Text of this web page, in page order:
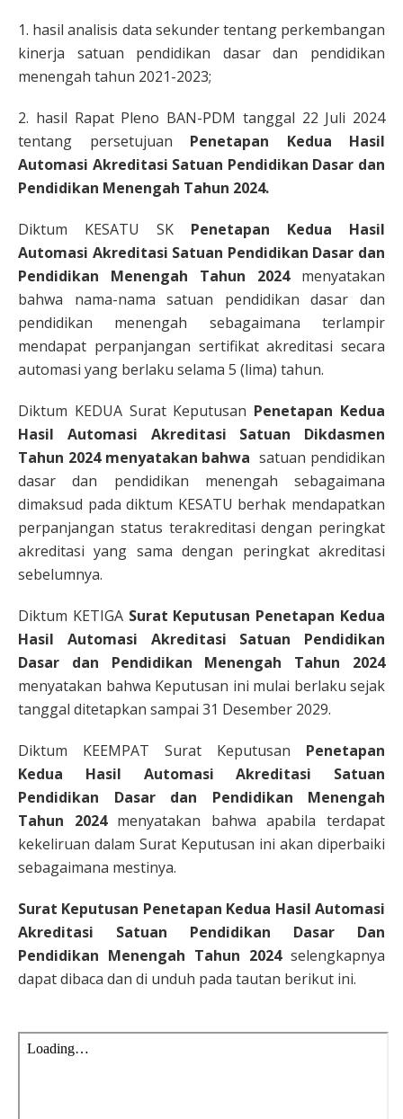
1. hasil analisis data sekunder tentang perkembangan
kinerja satuan pendidikan dasar dan pendidikan
menengah tahun 2021-2023;
2. hasil Rapat Pleno BAN-PDM tanggal 22 Juli 2024
tentang persetujuan Penetapan Kedua Hasil
Automasi Akreditasi Satuan Pendidikan Dasar dan
Pendidikan Menengah Tahun 2024.
Diktum KESATU SK Penetapan Kedua Hasil
Automasi Akreditasi Satuan Pendidikan Dasar dan
Pendidikan Menengah Tahun 2024 menyatakan
bahwa nama-nama satuan pendidikan dasar dan
pendidikan menengah sebagaimana terlampir
mendapat perpanjangan sertifikat akreditasi secara
automasi yang berlaku selama 5 (lima) tahun.
Diktum KEDUA Surat Keputusan Penetapan Kedua
Hasil Automasi Akreditasi Satuan Dikdasmen
Tahun 2024 menyatakan bahwasatuan pendidikan
dasar dan pendidikan menengah sebagaimana
dimaksud pada diktum KESATU berhak mendapatkan
perpanjangan status terakreditasi dengan peringkat
akreditasi yang sama dengan peringkat akreditasi
sebelumnya.
Diktum KETIGA Surat Keputusan Penetapan Kedua
Hasil Automasi Akreditasi Satuan Pendidikan
Dasar dan Pendidikan Menengah Tahun 2024
menyatakan bahwa Keputusan ini mulai berlaku sejak
tanggal ditetapkan sampai 31 Desember 2029.
Diktum KEEMPAT Surat Keputusan Penetapan
Kedua Hasil Automasi Akreditasi Satuan
Pendidikan Dasar dan Pendidikan Menengah
Tahun 2024 menyatakan bahwa apabila terdapat
kekeliruan dalam Surat Keputusan ini akan diperbaiki
sebagaimana mestinya.
Surat Keputusan Penetapan Kedua Hasil Automasi
Akreditasi Satuan Pendidikan Dasar Dan
Pendidikan Menengah Tahun 2024selengkapnya
dapat dibaca dan di unduh pada tautan berikut ini.